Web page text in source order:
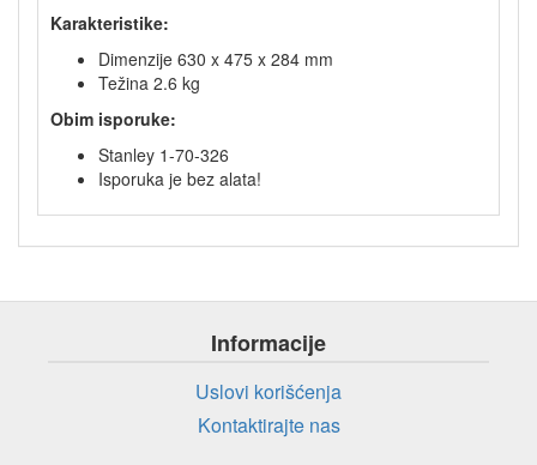
Karakteristike:
Dimenzije 630 x 475 x 284 mm
Težina 2.6 kg
Obim isporuke:
Stanley 1-70-326
Isporuka je bez alata!
Informacije
Uslovi korišćenja
Kontaktirajte nas